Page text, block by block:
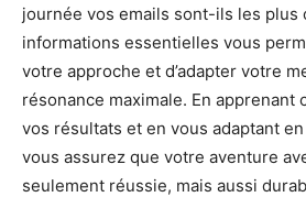
journée vos emails sont-ils les plus
informations essentielles vous
votre approche et d’adapter votre
résonance maximale. En apprenant
vos résultats et en vous adaptant
vous assurez que votre aventure
seulement réussie, mais aussi